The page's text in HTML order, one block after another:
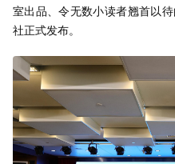
室出品、令无数小读者翘首以
社正式发布。